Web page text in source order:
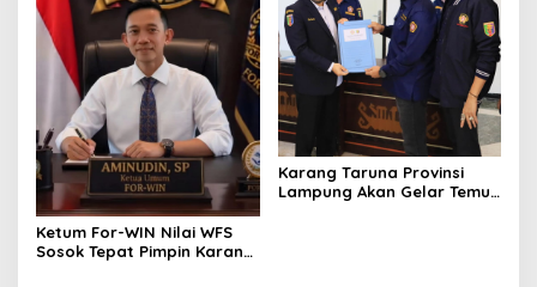
Ketum For-WIN Nilai WFS
Sosok Tepat Pimpin Karang
Karang Taruna Provinsi
Lampung Akan Gelar Temu